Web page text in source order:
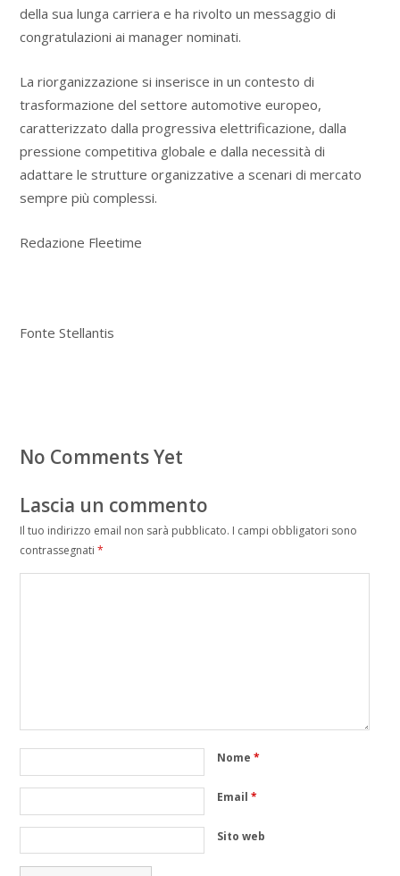
della sua lunga carriera e ha rivolto un messaggio di
congratulazioni ai manager nominati.
La riorganizzazione si inserisce in un contesto di
trasformazione del settore automotive europeo,
caratterizzato dalla progressiva elettrificazione, dalla
pressione competitiva globale e dalla necessità di
adattare le strutture organizzative a scenari di mercato
sempre più complessi.
Redazione Fleetime
Fonte Stellantis
No Comments Yet
Lascia un commento
Il tuo indirizzo email non sarà pubblicato. I campi obbligatori sono
contrassegnati *
Nome *
Email *
Sito web